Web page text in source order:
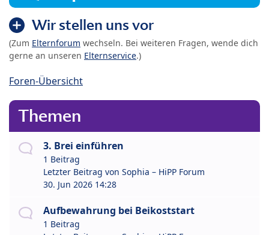
Wir stellen uns vor
(Zum Elternforum wechseln. Bei weiteren Fragen, wende dich
gerne an unseren Elternservice.)
Foren-Übersicht
Themen
3. Brei einführen
1 Beitrag
Letzter Beitrag von Sophia – HiPP Forum
30. Jun 2026 14:28
Aufbewahrung bei Beikoststart
1 Beitrag